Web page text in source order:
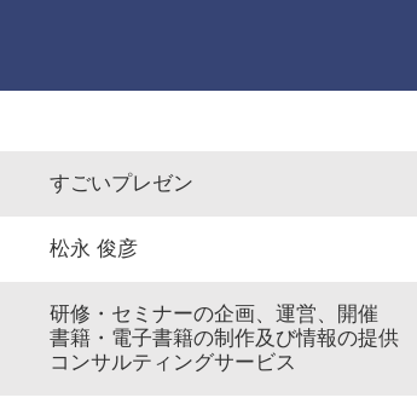
すごいプレゼン
松永 俊彦
研修・セミナーの企画、運営、開催
書籍・電子書籍の制作及び情報の提供
コンサルティングサービス